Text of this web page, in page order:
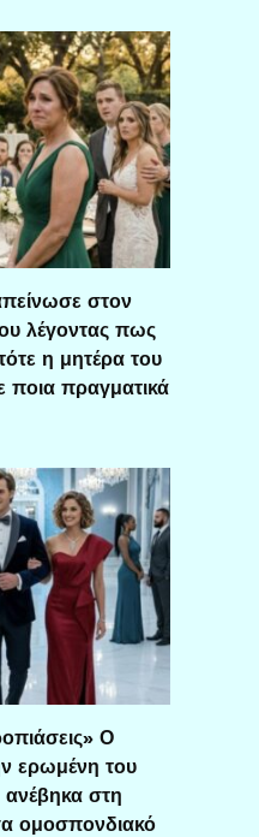
στον
λέγοντας πως
η μητέρα του
πραγματικά
Ο
ερωμένη του
στη
ομοσπονδιακό